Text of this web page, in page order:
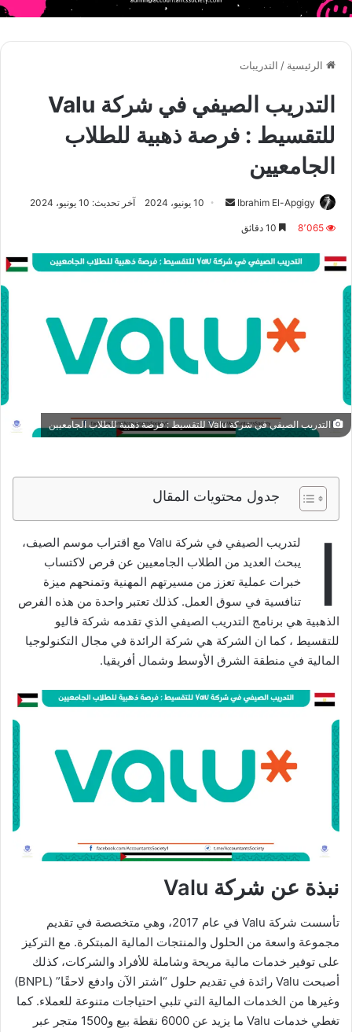
الرئيسية / التدريبات
التدريب الصيفي في شركة Valu
للتقسيط : فرصة ذهبية للطلاب
الجامعيين
Ibrahim El-Apgigy
أرسل 10 يونيو، 2024 آخر تحديث: 10 يونيو، 2024
8٬065
التدريب الصيفي في شركة Valu للتقسيط : فرصة ذهبية للطلاب الجامعيين
جدول محتويات المقال
ا
لتدريب الصيفي في شركة Valu مع اقتراب موسم الصيف،
يبحث العديد من الطلاب الجامعيين عن فرص لاكتساب
خبرات عملية تعزز من مسيرتهم المهنية وتمنحهم ميزة
تنافسية في سوق العمل. كذلك تعتبر واحدة من هذه الفرص
الذهبية هي برنامج التدريب الصيفي الذي تقدمه شركة فاليو
للتقسيط ، كما ان الشركة هي شركة الرائدة في مجال التكنولوجيا
المالية في منطقة الشرق الأوسط وشمال أفريقيا.
نبذة عن شركة Valu
تأسست شركة Valu في عام 2017، وهي متخصصة في تقديم
مجموعة واسعة من الحلول والمنتجات المالية المبتكرة. مع التركيز
على توفير خدمات مالية مريحة وشاملة للأفراد والشركات، كذلك
أصبحت Valu رائدة في تقديم حلول “اشتر الآن وادفع لاحقًا” (BNPL)
وغيرها من الخدمات المالية التي تلبي احتياجات متنوعة للعملاء. كما
تغطي خدمات Valu ما يزيد عن 6000 نقطة بيع و1500 متجر عبر